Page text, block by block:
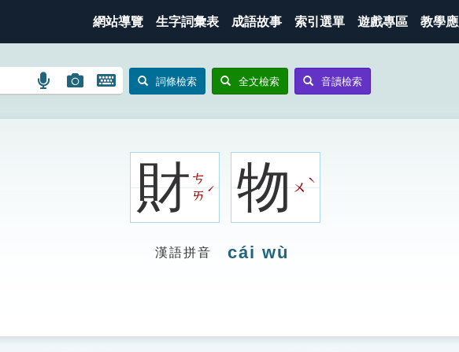
網站導覽 生字詞彙表 成語故事 索引選單 遊戲專區 教學應
語
搜
圖
搜
開
鍵
詞條檢索 全文檢索 音讀檢索
財ㄘ
ㄞ
ˊ 物ㄨ
ˋ
漢語拼音 cái wù